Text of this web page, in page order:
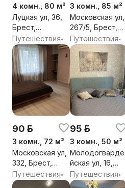
4 комн., 80 м²
Луцкая ул, 36,
Брест,
Брестская обл.
Путешествия•
3 комн., 85 м²
Московская ул,
267/5, Брест,
Брестская обл.
Путешествия•
90 р.
3 комн., 72 м²
Московская ул,
332, Брест,
Брестская обл.
Путешествия•
95 р.
3 комн., 50 м²
Молодогварде
йская ул, 16,
Брест,
Брестская обл.
Путешествия•